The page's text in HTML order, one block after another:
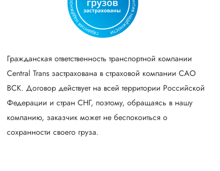
Гражданская ответственность транспортной компании
Central Trans застрахована в страховой компании САО
ВСК. Договор действует на всей территории Российской
Федерации и стран СНГ, поэтому, обращаясь в нашу
компанию, заказчик может не беспокоиться о
сохранности своего груза.